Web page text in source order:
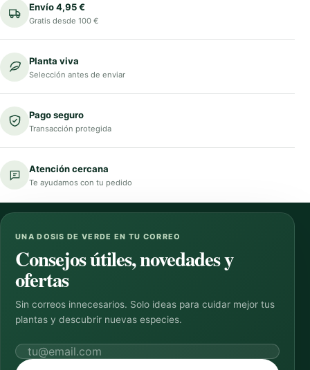
Envío 4,95 €
Gratis desde 100 €
Planta viva
Selección antes de enviar
Pago seguro
Transacción protegida
Atención cercana
Te ayudamos con tu pedido
UNA DOSIS DE VERDE EN TU CORREO
Consejos útiles, novedades y
ofertas
Sin correos innecesarios. Solo ideas para cuidar mejor tus
plantas y descubrir nuevas especies.
Correo electrónico